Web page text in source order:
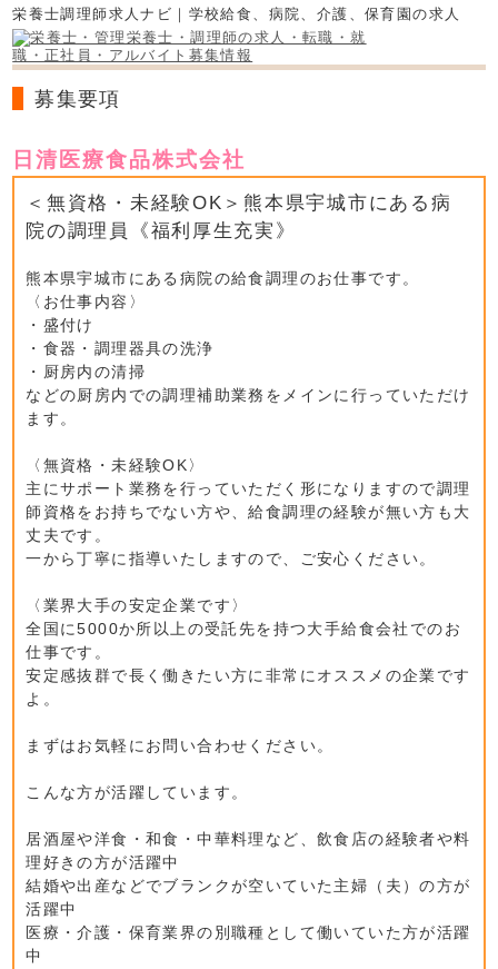
栄養士調理師求人ナビ｜学校給食、病院、介護、保育園の求人
募集要項
日清医療食品株式会社
＜無資格・未経験OK＞熊本県宇城市にある病
院の調理員《福利厚生充実》
熊本県宇城市にある病院の給食調理のお仕事です。
〈お仕事内容〉
・盛付け
・食器・調理器具の洗浄
・厨房内の清掃
などの厨房内での調理補助業務をメインに行っていただけ
ます。
〈無資格・未経験OK〉
主にサポート業務を行っていただく形になりますので調理
師資格をお持ちでない方や、給食調理の経験が無い方も大
丈夫です。
一から丁寧に指導いたしますので、ご安心ください。
〈業界大手の安定企業です〉
全国に5000か所以上の受託先を持つ大手給食会社でのお
仕事です。
安定感抜群で長く働きたい方に非常にオススメの企業です
よ。
まずはお気軽にお問い合わせください。
こんな方が活躍しています。
居酒屋や洋食・和食・中華料理など、飲食店の経験者や料
理好きの方が活躍中
結婚や出産などでブランクが空いていた主婦（夫）の方が
活躍中
医療・介護・保育業界の別職種として働いていた方が活躍
中